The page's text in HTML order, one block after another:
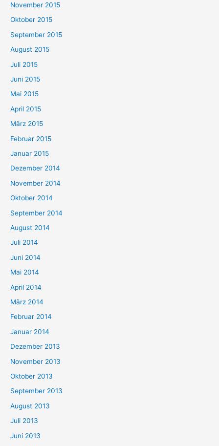
November 2015
Oktober 2015
September 2015
August 2015
Juli 2015
Juni 2015
Mai 2015
April 2015
März 2015
Februar 2015
Januar 2015
Dezember 2014
November 2014
Oktober 2014
September 2014
August 2014
Juli 2014
Juni 2014
Mai 2014
April 2014
März 2014
Februar 2014
Januar 2014
Dezember 2013
November 2013
Oktober 2013
September 2013
August 2013
Juli 2013
Juni 2013